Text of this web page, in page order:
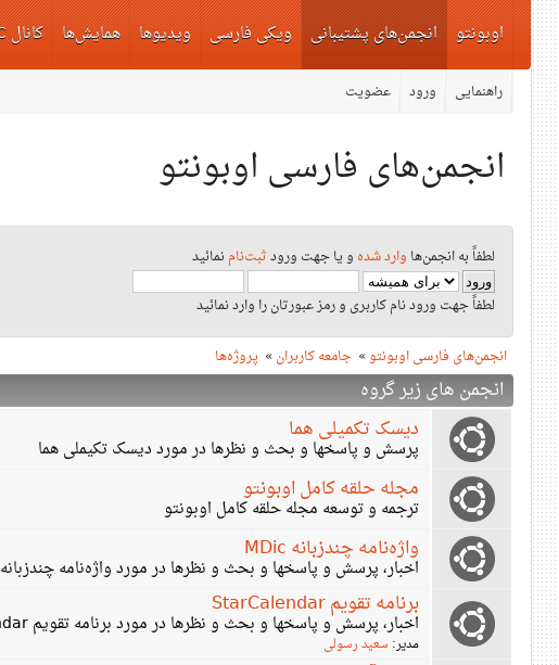
اوبونتو انجمن‌های پشتیبانی
راهنمایی ورود عضویت
ویکی فارسی ویدیوها همایش‌ها کانال IRC
انجمن‌های فارسی اوبونتو
لطفاً به انجمن‌ها وارد شده و یا جهت ورودثبت‌نامنمائید
لطفاً جهت ورود نام کاربری و رمز عبورتان را وارد نمائید
انجمن‌های فارسی اوبونتو» جامعه کاربران» پروژه‌ها
انجمن های زیر گروه
دیسک تکمیلی هما
پرسش و پاسخها و بحث و نظرها در مورد دیسک تکیملی هما
مجله حلقه کامل اوبونتو
ترجمه و توسعه مجله حلقه کامل اوبونتو
واژه‌نامه چندزبانه MDic
اخبار، پرسش و پاسخها و بحث و نظرها در مورد واژه‌نامه چندزبانه MDic
برنامه تقویم StarCalendar
اخبار، پرسش و پاسخها و بحث و نظرها در مورد برنامه تقویم StarCalendar
مدیر: سعید رسولی